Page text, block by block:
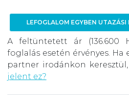
LEFOGLALOM EGYBEN
A feltüntetett ár (136.600
foglalás esetén érvényes.
partner irodánkon
jelent ez?